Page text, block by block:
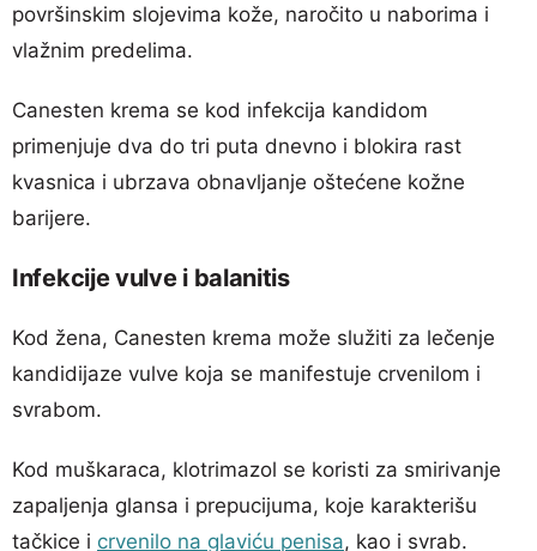
površinskim slojevima kože, naročito u naborima i
vlažnim predelima.
Canesten krema se kod infekcija kandidom
primenjuje dva do tri puta dnevno i blokira rast
kvasnica i ubrzava obnavljanje oštećene kožne
barijere.
Infekcije vulve i balanitis
Kod žena, Canesten krema može služiti za lečenje
kandidijaze vulve koja se manifestuje crvenilom i
svrabom.
Kod muškaraca, klotrimazol se koristi za smirivanje
zapaljenja glansa i prepucijuma, koje karakterišu
tačkice i crvenilo na glaviću penisa, kao i svrab.